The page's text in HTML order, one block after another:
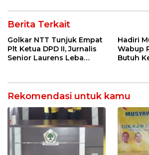
Berita Terkait
Golkar NTT Tunjuk Empat
Plt Ketua DPD II, Jurnalis
Senior Laurens Leba
Hadiri
Wabup
Butuh
Rekomendasi untuk kamu